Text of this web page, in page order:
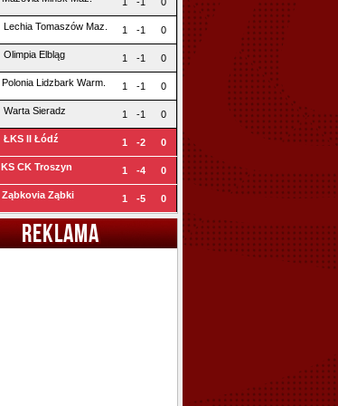
Lechia Tomaszów Maz. 1 -1 0
Olimpia Elbląg 1 -1 0
Polonia Lidzbark Warm. 1 -1 0
Warta Sieradz 1 -1 0
ŁKS II Łódź 1 -2 0
KS CK Troszyn 1 -4 0
Ząbkovia Ząbki 1 -5 0
REKLAMA